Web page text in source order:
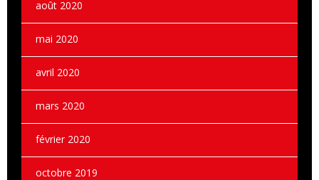
août 2020
mai 2020
avril 2020
mars 2020
février 2020
octobre 2019